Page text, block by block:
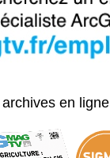
en ligne